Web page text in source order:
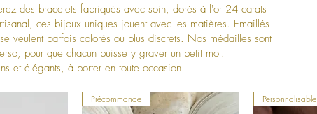
des bracelets fabriqués avec soin, dorés à l'or 24 carats
ces bijoux uniques jouent avec les matières. Emaillés
veulent parfois colorés ou plus discrets. Nos médailles sont
pour que chacun puisse y graver un petit mot.
et élégants, à porter en toute occasion.
Précommande Personnalisable